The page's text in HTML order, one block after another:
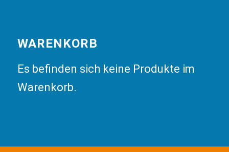
WARENKORB
Es befinden sich keine Produkte im
Warenkorb.